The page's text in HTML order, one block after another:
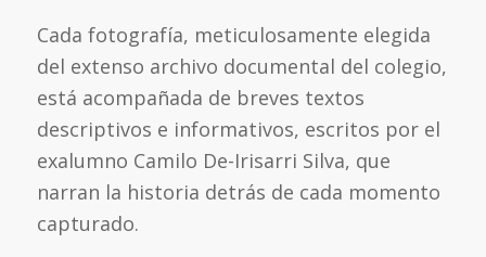
Cada fotografía, meticulosamente elegida
del extenso archivo documental del colegio,
está acompañada de breves textos
descriptivos e informativos, escritos por el
exalumno Camilo De-Irisarri Silva, que
narran la historia detrás de cada momento
capturado.